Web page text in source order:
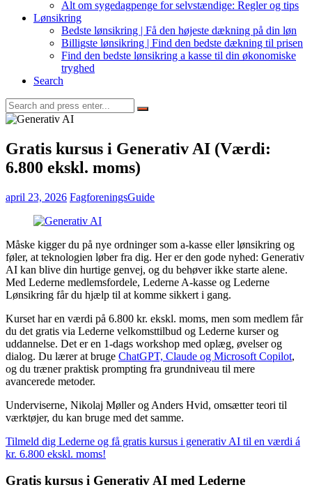
Alt om sygedagpenge for selvstændige: Regler og tips
Lønsikring
Bedste lønsikring | Få den højeste dækning på din løn
Billigste lønsikring | Find den bedste dækning til prisen
Find den bedste lønsikring a kasse til din økonomiske
tryghed
Search
Search
for:
Gratis kursus i Generativ AI (Værdi:
6.800 ekskl. moms)
april 23, 2026 FagforeningsGuide
Måske kigger du på nye ordninger som a-kasse eller lønsikring og
føler, at teknologien løber fra dig. Her er den gode nyhed: Generativ
AI kan blive din hurtige genvej, og du behøver ikke starte alene.
Med Lederne medlemsfordele, Lederne A-kasse og Lederne
Lønsikring får du hjælp til at komme sikkert i gang.
Kurset har en værdi på 6.800 kr. ekskl. moms, men som medlem får
du det gratis via Lederne velkomsttilbud og Lederne kurser og
uddannelse. Det er en 1-dags workshop med oplæg, øvelser og
dialog. Du lærer at bruge ChatGPT, Claude og Microsoft Copilot,
og du træner praktisk prompting fra grundniveau til mere
avancerede metoder.
Underviserne, Nikolaj Møller og Anders Hvid, omsætter teori til
værktøjer, du kan bruge med det samme.
Tilmeld dig Lederne og få gratis kursus i generativ AI til en værdi á
kr. 6.800 ekskl. moms!
Gratis kursus i Generativ AI med Lederne